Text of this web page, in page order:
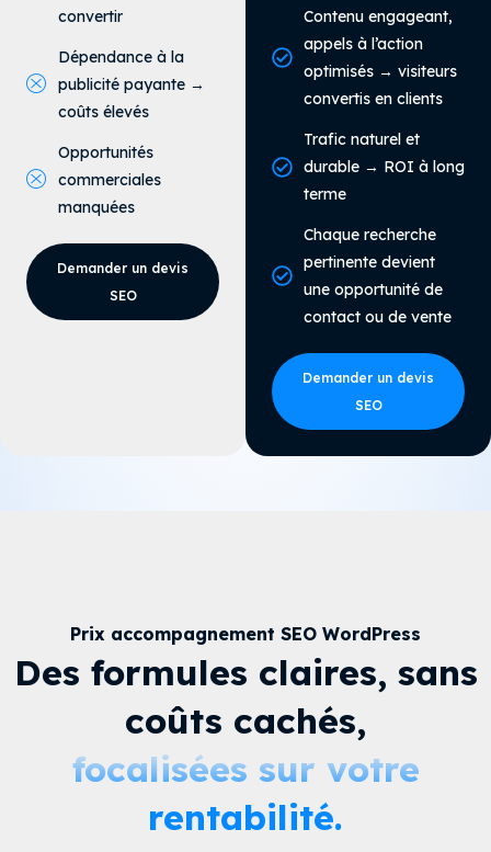
convertir
Dépendance à la
publicité payante →
coûts élevés
Opportunités
commerciales
manquées
Demander un devis
SEO
Contenu engageant,
appels à l’action
optimisés → visiteurs
convertis en clients
Trafic naturel et
durable → ROI à long
terme
Chaque recherche
pertinente devient
une opportunité de
contact ou de vente
Demander un devis
SEO
Prix accompagnement SEO WordPress
Des formules claires, sans
coûts cachés,
focalisées sur votre
rentabilité.